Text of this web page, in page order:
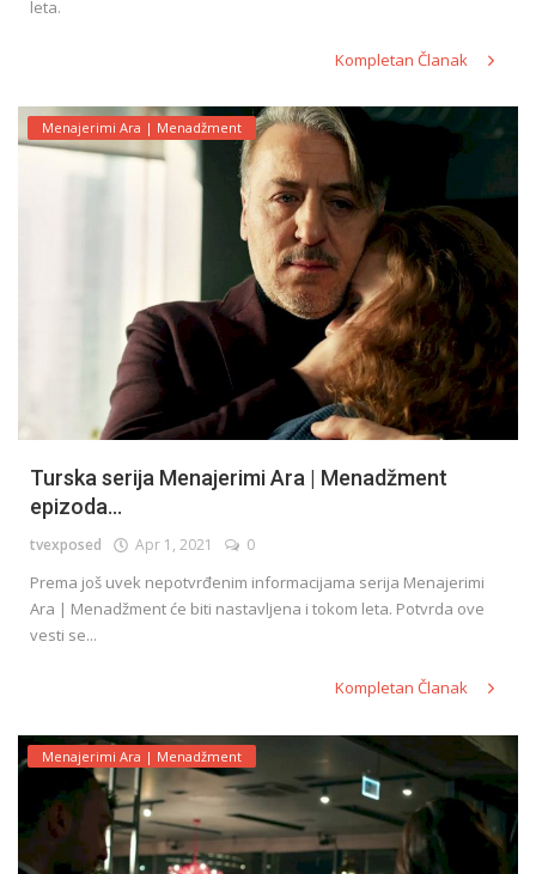
leta.
Kompletan Članak
Menajerimi Ara | Menadžment
Turska serija Menajerimi Ara | Menadžment
epizoda...
tvexposed Apr 1, 2021 0
Prema još uvek nepotvrđenim informacijama serija Menajerimi
Ara | Menadžment će biti nastavljena i tokom leta. Potvrda ove
vesti se...
Kompletan Članak
Menajerimi Ara | Menadžment